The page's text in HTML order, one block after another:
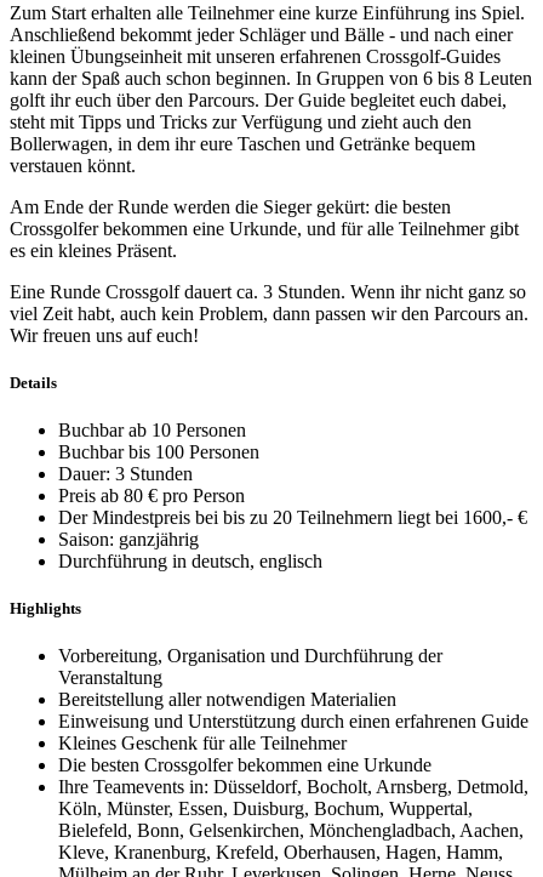
Zum Start erhalten alle Teilnehmer eine kurze Einführung ins Spiel.
Anschließend bekommt jeder Schläger und Bälle - und nach einer
kleinen Übungseinheit mit unseren erfahrenen Crossgolf-Guides
kann der Spaß auch schon beginnen. In Gruppen von 6 bis 8 Leuten
golft ihr euch über den Parcours. Der Guide begleitet euch dabei,
steht mit Tipps und Tricks zur Verfügung und zieht auch den
Bollerwagen, in dem ihr eure Taschen und Getränke bequem
verstauen könnt.
Am Ende der Runde werden die Sieger gekürt: die besten
Crossgolfer bekommen eine Urkunde, und für alle Teilnehmer gibt
es ein kleines Präsent.
Eine Runde Crossgolf dauert ca. 3 Stunden. Wenn ihr nicht ganz so
viel Zeit habt, auch kein Problem, dann passen wir den Parcours an.
Wir freuen uns auf euch!
Details
Buchbar ab 10 Personen
Buchbar bis 100 Personen
Dauer: 3 Stunden
Preis ab 80 € pro Person
Der Mindestpreis bei bis zu 20 Teilnehmern liegt bei 1600,- €
Saison: ganzjährig
Durchführung in deutsch, englisch
Highlights
Vorbereitung, Organisation und Durchführung der
Veranstaltung
Bereitstellung aller notwendigen Materialien
Einweisung und Unterstützung durch einen erfahrenen Guide
Kleines Geschenk für alle Teilnehmer
Die besten Crossgolfer bekommen eine Urkunde
Ihre Teamevents in: Düsseldorf, Bocholt, Arnsberg, Detmold,
Köln, Münster, Essen, Duisburg, Bochum, Wuppertal,
Bielefeld, Bonn, Gelsenkirchen, Mönchengladbach, Aachen,
Kleve, Kranenburg, Krefeld, Oberhausen, Hagen, Hamm,